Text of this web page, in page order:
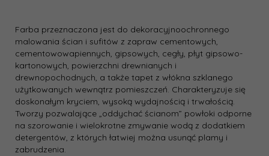
Farba przeznaczona jest do dekoracyjno­ochronnego
malowania ścian i sufitów z zapraw cementowych,
cementowo­wapiennych, gipsowych, cegły, płyt gipsowo­
kartonowych, powierzchni drewnianych i
drewnopochodnych, a także tapet z włókna szklanego
użytkowanych wewnątrz pomieszczeń. Charakteryzuje się
doskonałym kryciem, wysoką wydajnością i trwałością.
Tworzy pozwalające „oddychać ścianom” powłoki odporne
na szorowanie i wielokrotne zmywanie wodą z dodatkiem
detergentów, z których łatwiej można usunąć plamy i
zabrudzenia.